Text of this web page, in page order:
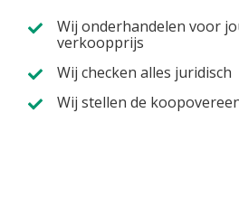
Wij onderhandelen voor
verkoopprijs
Wij checken alles juridisch
Wij stellen de